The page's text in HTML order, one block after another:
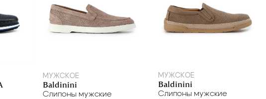
МУЖСКОЕ
Baldinini
Слипоны мужские
МУЖСКОЕ
Baldinini
Слипоны мужские